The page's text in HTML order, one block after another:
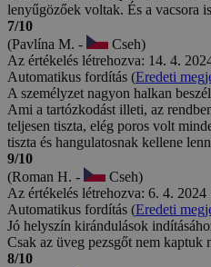
lenyűgözőek voltak. És a vacsora
7/10
(Pavlína M. -
Cseh)
Az értékelés létrehozva: 14. 4.
Automatikus fordítás (Eredeti
A személyzet nagyon halkan
Ami a tartózkodást illeti, az
teljesen tiszta, elég poros volt
tiszta és hangulatosnak kellene
9/10
(Roman H. -
Cseh)
Az értékelés létrehozva: 6. 4. 2024
Automatikus fordítás (Eredeti
Jó helyszín kirándulások
Csak az üveg pezsgőt nem kaptuk
8/10